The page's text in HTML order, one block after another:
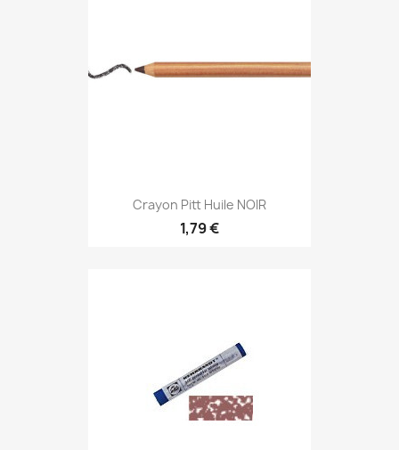
Crayon Pitt Huile NOIR
1,79 €